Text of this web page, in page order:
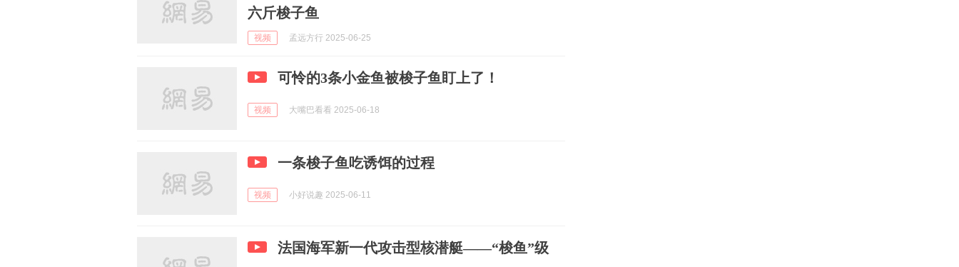
六斤梭子鱼
视频 孟远方行 2025-06-25
可怜的3条小金鱼被梭子鱼盯上了！
视频 大嘴巴看看 2025-06-18
一条梭子鱼吃诱饵的过程
视频 小好说趣 2025-06-11
法国海军新一代攻击型核潜艇——“梭鱼”级